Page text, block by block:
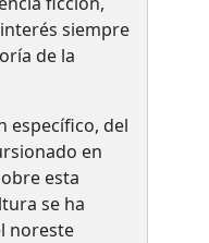
siempre
de la
específico, del
en
esta
se ha
noreste